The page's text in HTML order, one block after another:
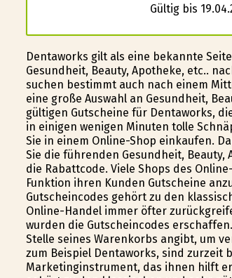
Gültig bis
Dentaworks gilt als eine bekannte
Gesundheit, Beauty, Apotheke, etc..
suchen bestimmt auch nach einem
eine große Auswahl an Gesundheit,
gültigen Gutscheine für Dentaworks,
in einigen wenigen Minuten tolle
Sie in einem Online-Shop einkaufen.
Sie die führenden Gesundheit,
die Rabattcode. Viele Shops des
Funktion ihren Kunden Gutscheine
Gutscheincodes gehört zu den
Online-Handel immer öfter
wurden die Gutscheincodes
Stelle seines Warenkorbs angibt, um
zum Beispiel Dentaworks, sind zurzeit
Marketinginstrument, das ihnen hilft